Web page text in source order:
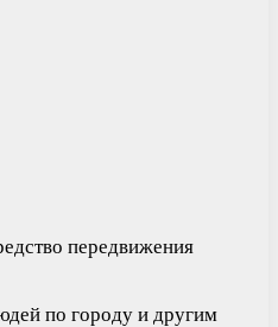
передвижения
по городу и другим